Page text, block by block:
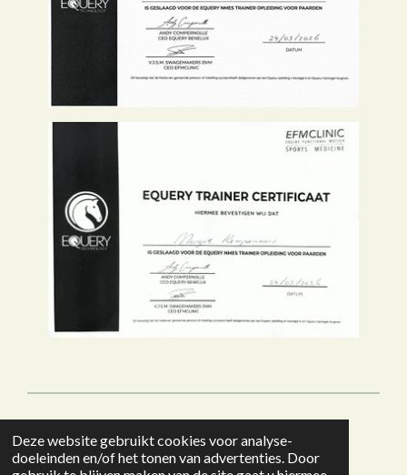
Deze website gebruikt cookies voor analyse-
doeleinden en/of het tonen van advertenties. Door
© 2020 - 2026 www.margotkempenaars.nl
Powered byJouwWeb